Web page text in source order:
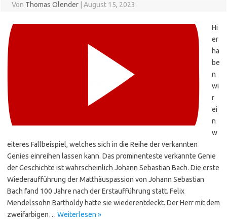
Von Thomas Olender August 15, 2023
Hi
er
ha
be
n
wi
r
ei
n
w
eiteres Fallbeispiel, welches sich in die Reihe der verkannten
Genies einreihen lassen kann. Das prominenteste verkannte Genie
der Geschichte ist wahrscheinlich Johann Sebastian Bach. Die erste
Wiederaufführung der Matthäuspassion von Johann Sebastian
Bach fand 100 Jahre nach der Erstaufführung statt. Felix
Mendelssohn Bartholdy hatte sie wiederentdeckt. Der Herr mit dem
zweifarbigen… Weiterlesen »